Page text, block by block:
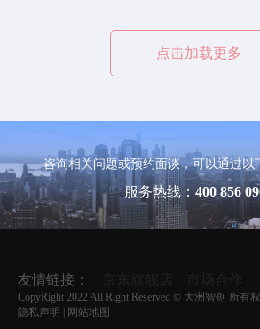
点击加载更多
咨询相关问题或预约面谈，可以通过以
服务热线： 400 856
友情链接：
CopyRight 2022 All Right Reserved © 大洲智创 所有
隐私声明
网站地图